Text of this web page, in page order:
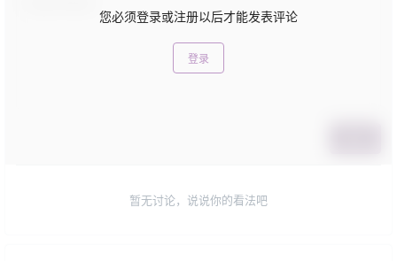
您必须登录或注册以后才能发表评论
登录
暂无讨论，说说你的看法吧